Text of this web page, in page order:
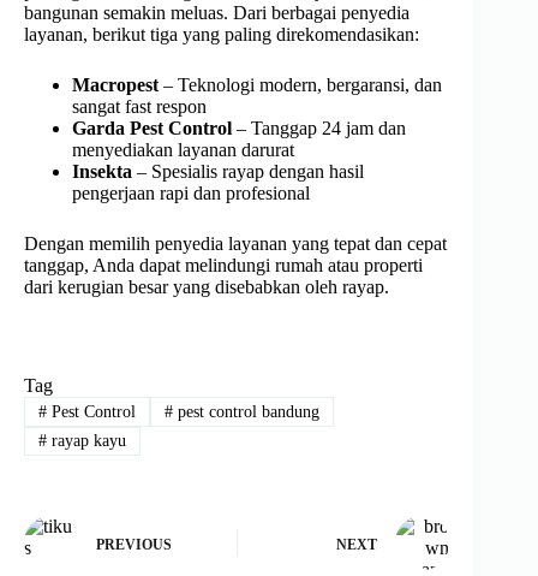
bangunan semakin meluas. Dari berbagai penyedia
layanan, berikut tiga yang paling direkomendasikan:
Macropest – Teknologi modern, bergaransi, dan
sangat fast respon
Garda Pest Control – Tanggap 24 jam dan
menyediakan layanan darurat
Insekta – Spesialis rayap dengan hasil
pengerjaan rapi dan profesional
Dengan memilih penyedia layanan yang tepat dan cepat
tanggap, Anda dapat melindungi rumah atau properti
dari kerugian besar yang disebabkan oleh rayap.
Tag
#Pest Control #pest control bandung
#rayap kayu
PREVIOUS NEXT